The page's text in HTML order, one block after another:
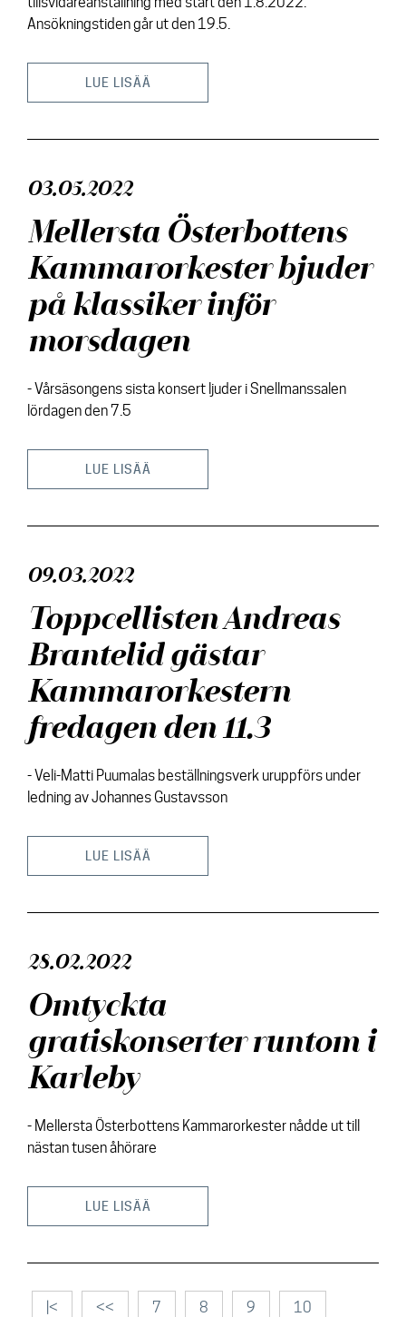
Ansökningstiden går ut den 19.5.
LUE LISÄÄ
03.05.2022
Mellersta Österbottens
Kammarorkester bjuder
på klassiker inför
morsdagen
- Vårsäsongens sista konsert ljuder i Snellmanssalen
lördagen den 7.5
LUE LISÄÄ
09.03.2022
Toppcellisten Andreas
Brantelid gästar
Kammarorkestern
fredagen den 11.3
- Veli-Matti Puumalas beställningsverk uruppförs under
ledning av Johannes Gustavsson
LUE LISÄÄ
28.02.2022
Omtyckta
gratiskonserter runtom i
Karleby
- Mellersta Österbottens Kammarorkester nådde ut till
nästan tusen åhörare
LUE LISÄÄ
|< << 7 8 9 10